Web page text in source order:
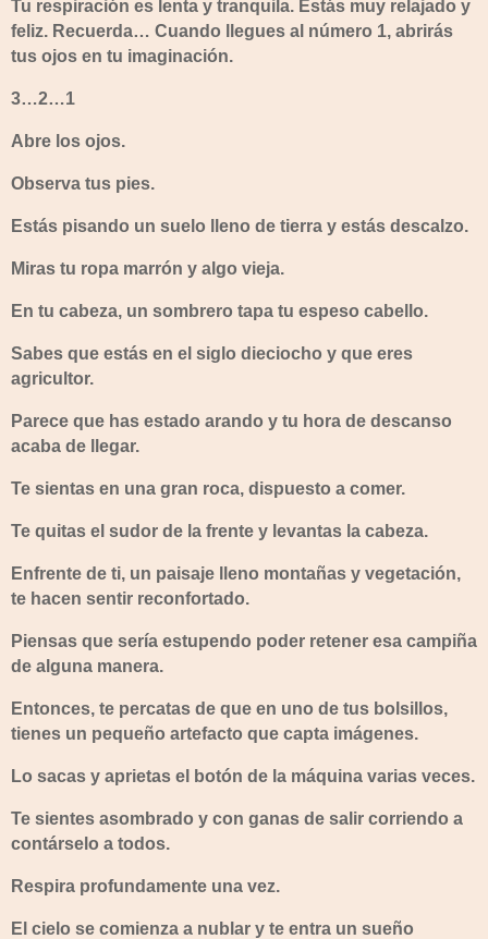
Tu respiración es lenta y tranquila. Estás muy relajado y
feliz. Recuerda… Cuando llegues al número 1, abrirás
tus ojos en tu imaginación.
3…2…1
Abre los ojos.
Observa tus pies.
Estás pisando un suelo lleno de tierra y estás descalzo.
Miras tu ropa marrón y algo vieja.
En tu cabeza, un sombrero tapa tu espeso cabello.
Sabes que estás en el siglo dieciocho y que eres
agricultor.
Parece que has estado arando y tu hora de descanso
acaba de llegar.
Te sientas en una gran roca, dispuesto a comer.
Te quitas el sudor de la frente y levantas la cabeza.
Enfrente de ti, un paisaje lleno montañas y vegetación,
te hacen sentir reconfortado.
Piensas que sería estupendo poder retener esa campiña
de alguna manera.
Entonces, te percatas de que en uno de tus bolsillos,
tienes un pequeño artefacto que capta imágenes.
Lo sacas y aprietas el botón de la máquina varias veces.
Te sientes asombrado y con ganas de salir corriendo a
contárselo a todos.
Respira profundamente una vez.
El cielo se comienza a nublar y te entra un sueño